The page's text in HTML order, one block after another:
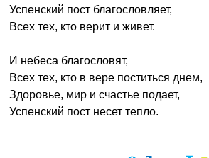
Успенский пост благословляет,
Всех тех, кто верит и живет.
И небеса благословят,
Всех тех, кто в вере поститься днем,
Здоровье, мир и счастье подает,
Успенский пост несет тепло.